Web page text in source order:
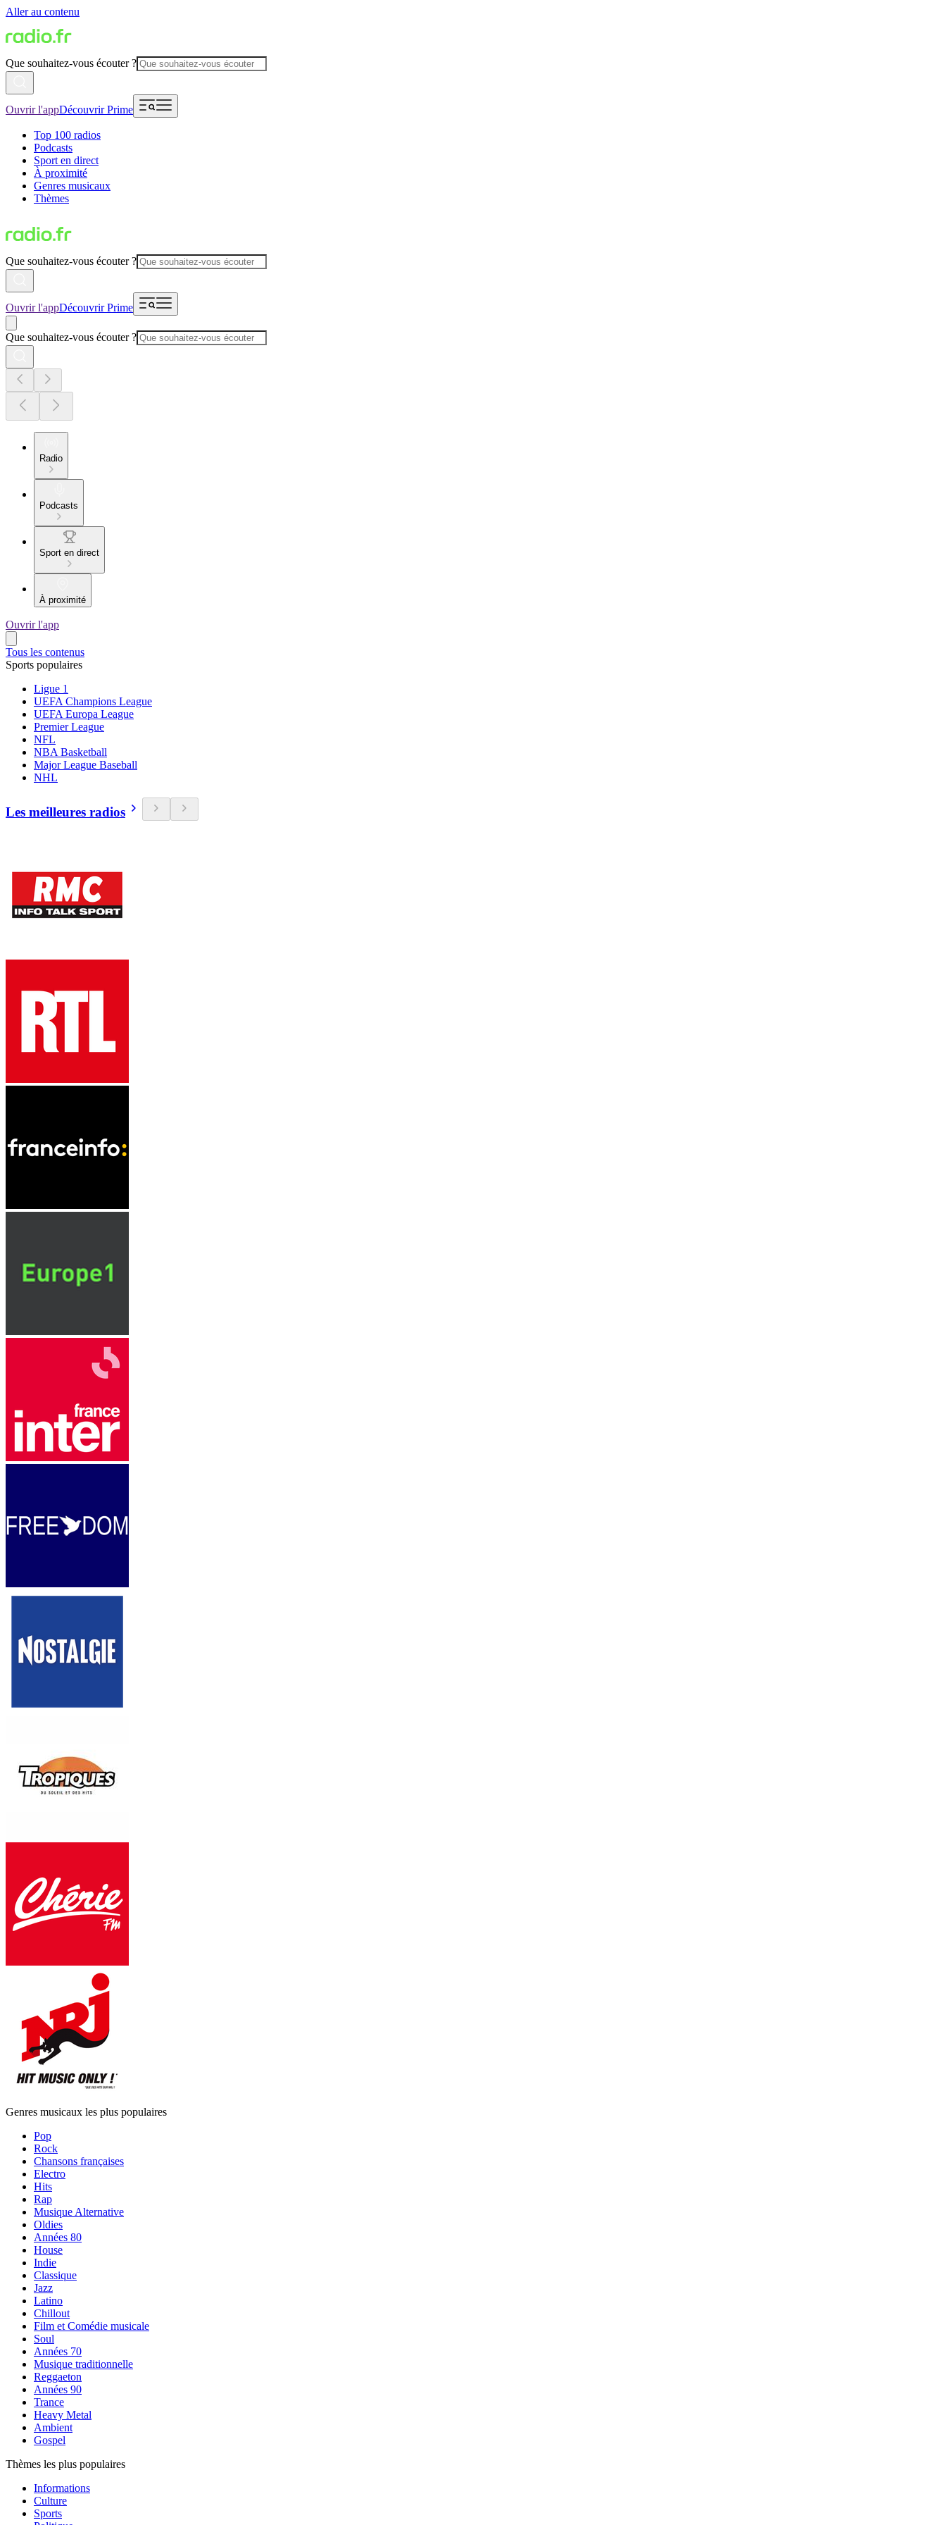
Aller au contenu
Que souhaitez-vous écouter ?
Ouvrir l'appDécouvrir Prime
Top 100 radios
Podcasts
Sport en direct
À proximité
Genres musicaux
Thèmes
Que souhaitez-vous écouter ?
Ouvrir l'appDécouvrir Prime
Que souhaitez-vous écouter ?
Radio
Podcasts
Sport en direct
À proximité
Ouvrir l'app
Tous les contenus
Sports populaires
Ligue 1
UEFA Champions League
UEFA Europa League
Premier League
NFL
NBA Basketball
Major League Baseball
NHL
Les meilleures radios
Genres musicaux les plus populaires
Pop
Rock
Chansons françaises
Electro
Hits
Rap
Musique Alternative
Oldies
Années 80
House
Indie
Classique
Jazz
Latino
Chillout
Film et Comédie musicale
Soul
Années 70
Musique traditionnelle
Reggaeton
Années 90
Trance
Heavy Metal
Ambient
Gospel
Thèmes les plus populaires
Informations
Culture
Sports